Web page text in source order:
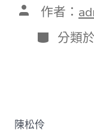
文 作者：
分
類
分類於
陳松伶